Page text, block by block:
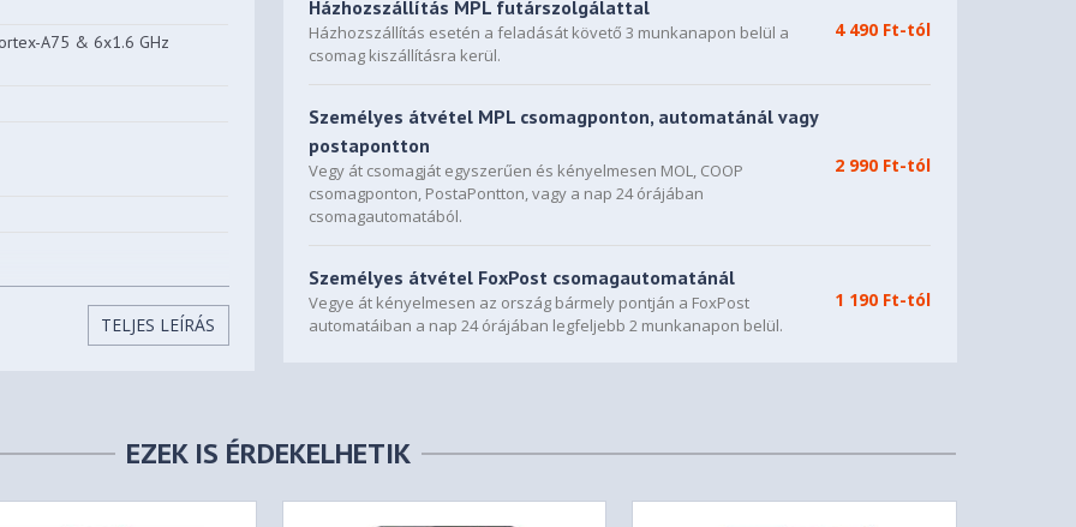
A75 & 6x1.6 GHz
TELJES LEÍRÁS
Házhozszállítás MPL futárszolgálattal
Házhozszállítás esetén a feladását követő 3 munkanapon belül a
csomag kiszállításra kerül.
4 490 Ft-tól
Személyes átvétel MPL csomagponton, automatánál vagy
postapontton
Vegy át csomagját egyszerűen és kényelmesen MOL, COOP
csomagponton, PostaPontton, vagy a nap 24 órájában
csomagautomatából.
2 990 Ft-tól
Személyes átvétel FoxPost csomagautomatánál
Vegye át kényelmesen az ország bármely pontján a FoxPost
automatáiban a nap 24 órájában legfeljebb 2 munkanapon belül.
1 190 Ft-tól
EZEK IS ÉRDEKELHETIK